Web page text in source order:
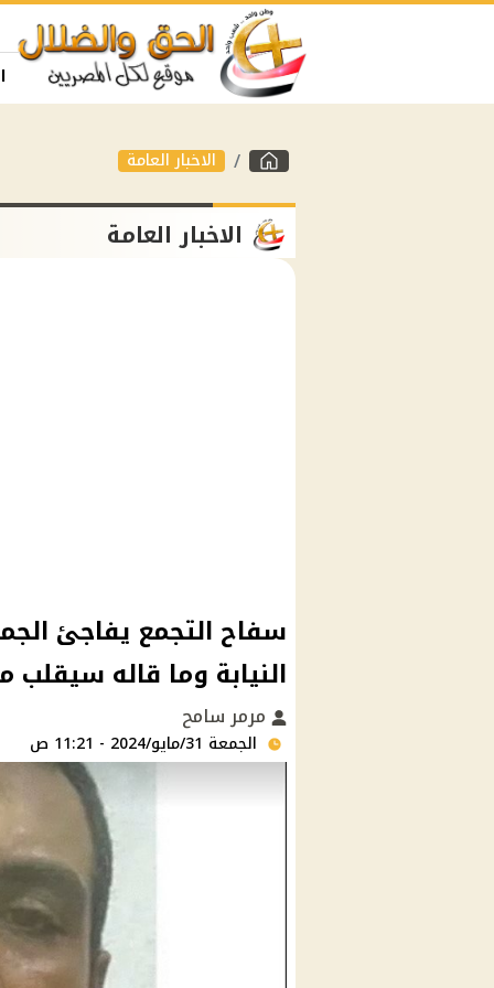
الاخبار العامة
الاخبار العامة
سفاح التجمع يفاجئ
النيابة وما قاله سيقلب
مرمر سامح
الجمعة 31/مايو/2024 - 11:21 ص